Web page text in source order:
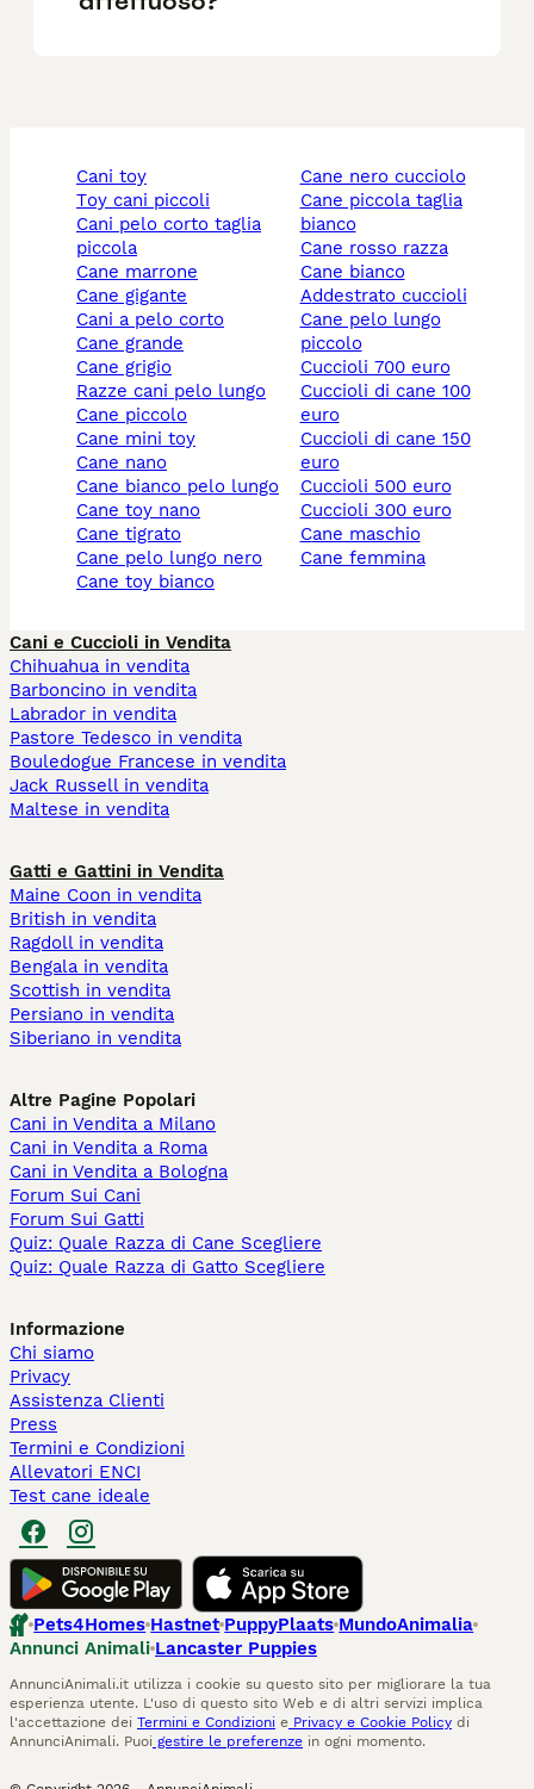
cani toy
toy cani piccoli
cani pelo corto taglia
piccola
cane marrone
cane gigante
cani a pelo corto
cane grande
cane grigio
razze cani pelo lungo
cane piccolo
cane mini toy
cane nano
cane bianco pelo lungo
cane toy nano
cane tigrato
cane pelo lungo nero
cane toy bianco
cane nero cucciolo
cane piccola taglia
bianco
cane rosso razza
cane bianco
addestrato cuccioli
cane pelo lungo
piccolo
cuccioli 700 euro
cuccioli di cane 100
euro
cuccioli di cane 150
euro
cuccioli 500 euro
cuccioli 300 euro
cane maschio
cane femmina
Cani e Cuccioli in Vendita
Chihuahua in vendita
Barboncino in vendita
Labrador in vendita
Pastore Tedesco in vendita
Bouledogue Francese in vendita
Jack Russell in vendita
Maltese in vendita
Gatti e Gattini in Vendita
Maine Coon in vendita
British in vendita
Ragdoll in vendita
Bengala in vendita
Scottish in vendita
Persiano in vendita
Siberiano in vendita
Altre Pagine Popolari
Cani in Vendita a Milano
Cani in Vendita a Roma
Cani in Vendita a Bologna
Forum Sui Cani
Forum Sui Gatti
Quiz: Quale Razza di Cane Scegliere
Quiz: Quale Razza di Gatto Scegliere
Informazione
Chi siamo
Privacy
Assistenza Clienti
Press
Termini e Condizioni
Allevatori ENCI
Test cane ideale
Pets4Homes Hastnet PuppyPlaats MundoAnimalia
Annunci Animali Lancaster Puppies
AnnunciAnimali.it utilizza i cookie su questo sito per migliorare la tua
esperienza utente. L'uso di questo sito Web e di altri servizi implica
l'accettazione dei Termini e Condizioni e Privacy e Cookie Policy di
AnnunciAnimali. Puoi gestire le preferenze in ogni momento.